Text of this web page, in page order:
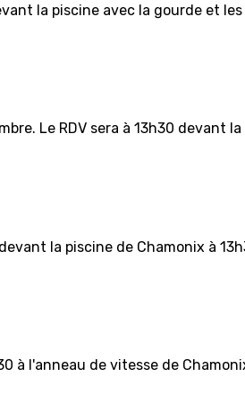
la piscine avec la gourde et
Le RDV sera à 13h30 devant la
la piscine de Chamonix à
à l'anneau de vitesse de